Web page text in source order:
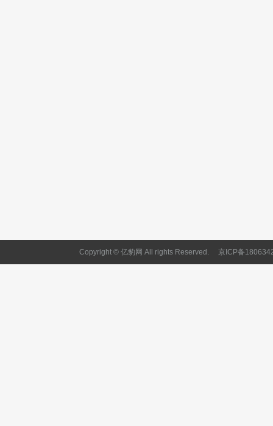
Copyright © 亿豹网 All rights Reserved. 京ICP备